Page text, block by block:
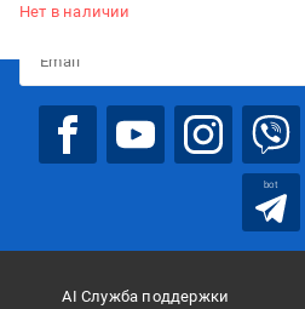
Нет в наличии
bot
AI Служба поддержки